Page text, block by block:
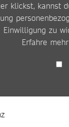
klickst, kannst
Einwilligung zu
Erfahre